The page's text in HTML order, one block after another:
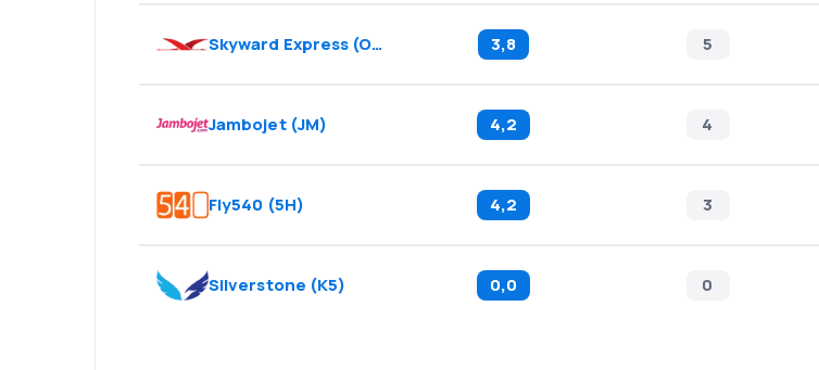
Skyward Express (OW 3,8 5
Jambojet(JM) 4,2 4
Fly540 (5H) 4,2 3
Silverstone (K5) 0,0 0